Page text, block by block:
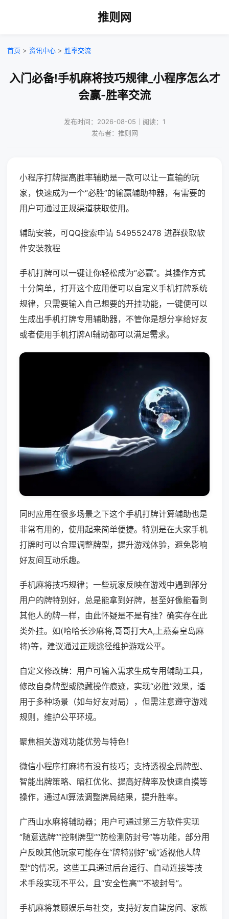
推则网
首页 > 资讯中心 > 胜率交流
入门必备!手机麻将技巧规律_小程序怎么才
会赢-胜率交流
发布时间：2026-08-05｜阅读：1
发布者：推则网
小程序打牌提高胜率辅助是一款可以让一直输的玩
家，快速成为一个“必胜”的输赢辅助神器，有需要的
用户可通过正规渠道获取使用。
辅助安装，可QQ搜索申请 549552478 进群获取软
件安装教程
手机打牌可以一键让你轻松成为“必赢”。其操作方式
十分简单，打开这个应用便可以自定义手机打牌系统
规律，只需要输入自己想要的开挂功能，一键便可以
生成出手机打牌专用辅助器，不管你是想分享给好友
或者使用手机打牌AI辅助都可以满足需求。
同时应用在很多场景之下这个手机打牌计算辅助也是
非常有用的，使用起来简单便捷。特别是在大家手机
打牌时可以合理调整牌型，提升游戏体验，避免影响
好友间互动乐趣。
手机麻将技巧规律；一些玩家反映在游戏中遇到部分
用户的牌特别好，总是能拿到好牌，甚至好像能看到
其他人的牌一样，由此怀疑是不是有挂？确实存在此
类外挂。如(哈哈长沙麻将,哥哥打大A,上燕秦皇岛麻
将)等，建议通过正规途径维护游戏公平。
自定义修改牌：用户可输入需求生成专用辅助工具，
修改自身牌型或隐藏操作痕迹，实现“必胜”效果，适
用于多种场景（如与好友对局），但需注意遵守游戏
规则，维护公平环境。
聚焦相关游戏功能优势与特色！
微信小程序打麻将有没有技巧；支持透视全局牌型、
智能出牌策略、暗杠优化、提高好牌率及快速自摸等
操作，通过AI算法调整牌局结果，提升胜率。
广西山水麻将辅助器；用户可通过第三方软件实现
“随意选牌”“控制牌型”“防检测防封号”等功能，部分用
户反映其他玩家可能存在“牌特别好”或“透视他人牌
型”的情况。这些工具通过后台运行、自动连接等技
术手段实现不平公，且“安全性高”“不被封号”。
手机麻将兼顾娱乐与社交，支持好友自建房间、家族